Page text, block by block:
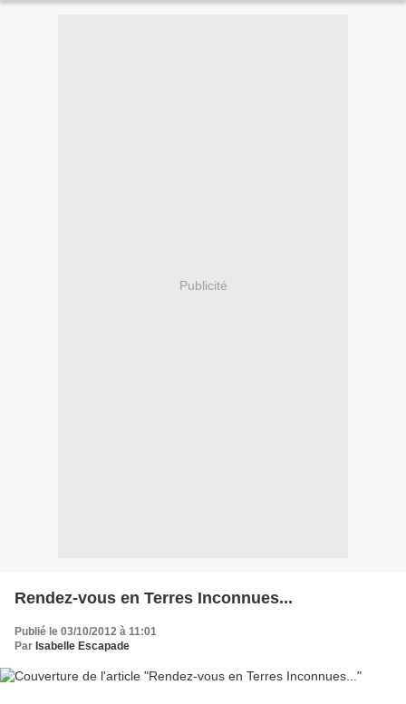
Publicité
Rendez-vous en Terres Inconnues...
Publié le 03/10/2012 à 11:01
Par Isabelle Escapade